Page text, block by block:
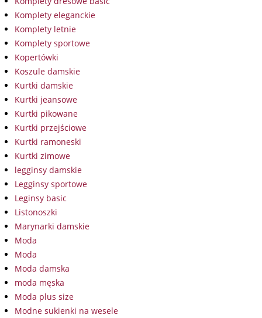
Komplety eleganckie
Komplety letnie
Komplety sportowe
Kopertówki
Koszule damskie
Kurtki damskie
Kurtki jeansowe
Kurtki pikowane
Kurtki przejściowe
Kurtki ramoneski
Kurtki zimowe
legginsy damskie
Legginsy sportowe
Leginsy basic
Listonoszki
Marynarki damskie
Moda
Moda
Moda damska
moda męska
Moda plus size
Modne sukienki na wesele